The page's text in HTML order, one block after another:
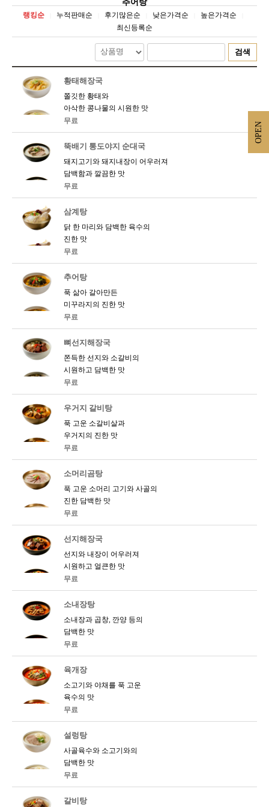
OPEN
추어탕
랭킹순 누적판매순 후기많은순 낮은가격순 높은가격순
최신등록순
검색
황태해장국
쫄깃한 황태와
아삭한 콩나물의 시원한 맛
무료
뚝배기 통도야지 순대국
돼지고기와 돼지내장이 어우러져
담백함과 깔끔한 맛
무료
삼계탕
닭 한 마리와 담백한 육수의
진한 맛
무료
추어탕
푹 삶아 갈아만든
미꾸라지의 진한 맛
무료
뼈선지해장국
쫀득한 선지와 소갈비의
시원하고 담백한 맛
무료
우거지 갈비탕
푹 고운 소갈비살과
우거지의 진한 맛
무료
소머리곰탕
푹 고운 소머리 고기와 사골의
진한 담백한 맛
무료
선지해장국
선지와 내장이 어우러져
시원하고 얼큰한 맛
무료
소내장탕
소내장과 곱창, 깐양 등의
담백한 맛
무료
육개장
소고기와 야채를 푹 고운
육수의 맛
무료
설렁탕
사골육수와 소고기와의
담백한 맛
무료
갈비탕